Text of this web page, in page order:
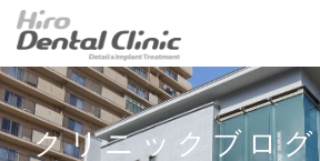
クリニックブログ